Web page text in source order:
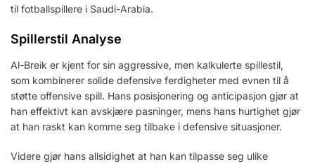
til fotballspillere i Saudi-Arabia.
Spillerstil Analyse
Al-Breik er kjent for sin aggressive, men kalkulerte spillestil,
som kombinerer solide defensive ferdigheter med evnen til å
støtte offensive spill. Hans posisjonering og anticipasjon gjør at
han effektivt kan avskjære pasninger, mens hans hurtighet gjør
at han raskt kan komme seg tilbake i defensive situasjoner.
Videre gjør hans allsidighet at han kan tilpasse seg ulike